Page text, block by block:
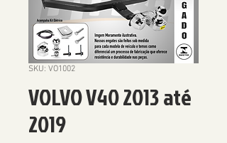
SKU: VO1002
VOLVO V40 2013 até
2019